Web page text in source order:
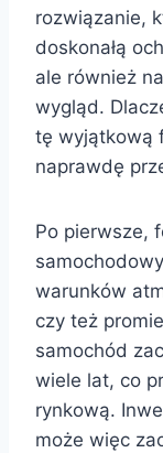
rozwiązanie,
doskonałą
ale również
wygląd.
tę wyjątkową
naprawdę
Po pierwsze,
warunków
czy też
samochód
wiele lat, co
rynkową.
może więc